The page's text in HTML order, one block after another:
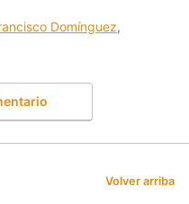
Domínguez,
Volver arriba